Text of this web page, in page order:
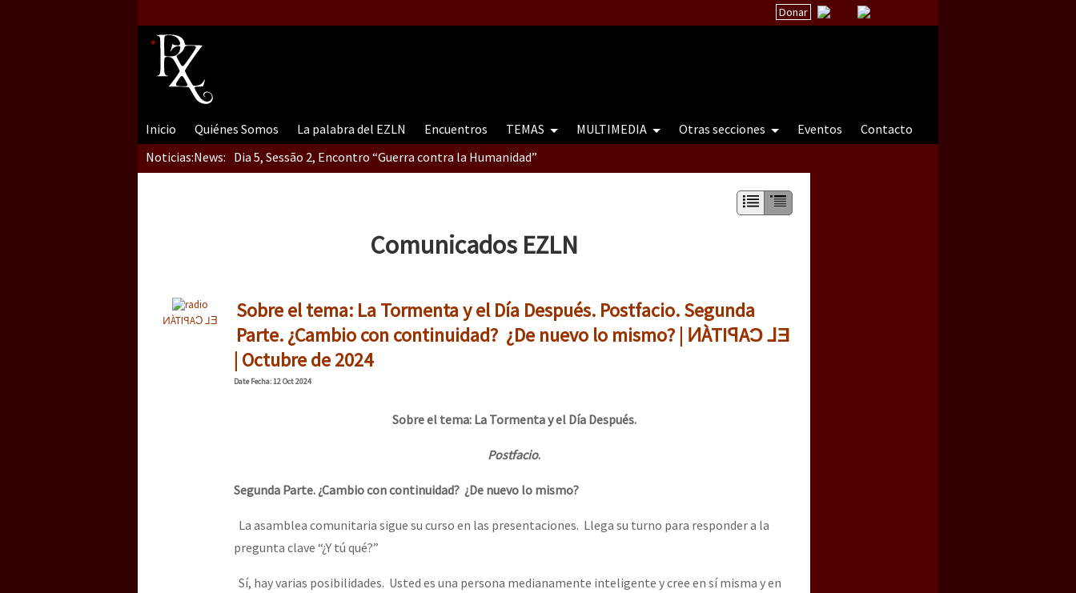
Donar
Inicio Quiénes Somos La palabra del EZLN Encuentros TEMAS MULTIMEDIA Otras secciones Eventos
Contacto
Noticias:News: Dia 5, Sessão 2, Encontro “Guerra contra la Humanidad”
Dia 3 do Encontro “Guerra contra a Humanidade”
Dia 2 do Encontro “Guerra contra a Humanidad”
Dia 1: Encontro “Guerra contra a Humanidade”
Comunicados EZLN
ͶÀTIꟼAƆ ⅃Ǝ
Sobre el tema: La Tormenta y el Día Después. Postfacio. Segunda
Parte. ¿Cambio con continuidad? ¿De nuevo lo mismo? | ͶÀTIꟼAƆ ⅃Ǝ
| Octubre de 2024
DateFecha: 12 Oct 2024
Sobre el tema: La Tormenta y el Día Después.
Postfacio.
Segunda Parte. ¿Cambio con continuidad? ¿De nuevo lo mismo?
La asamblea comunitaria sigue su curso en las presentaciones. Llega su turno para responder a la
pregunta clave “¿Y tú qué?”
Sí, hay varias posibilidades. Usted es una persona medianamente inteligente y cree en sí misma y en